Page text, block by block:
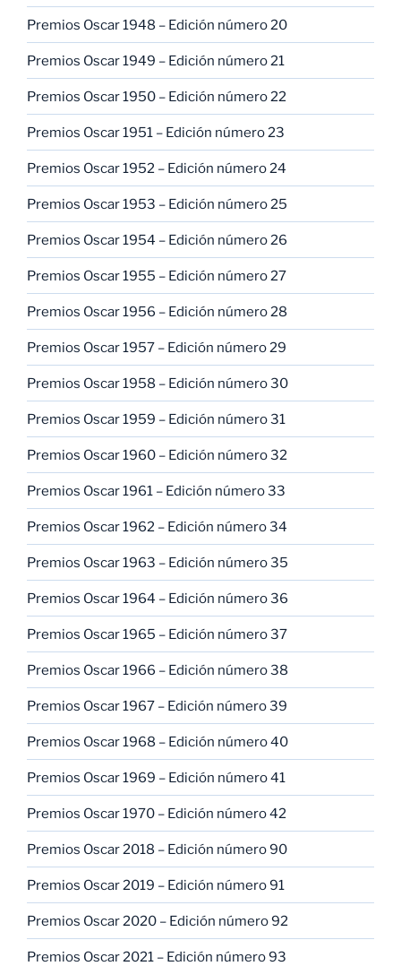
Premios Oscar 1948 – Edición número 20
Premios Oscar 1949 – Edición número 21
Premios Oscar 1950 – Edición número 22
Premios Oscar 1951 – Edición número 23
Premios Oscar 1952 – Edición número 24
Premios Oscar 1953 – Edición número 25
Premios Oscar 1954 – Edición número 26
Premios Oscar 1955 – Edición número 27
Premios Oscar 1956 – Edición número 28
Premios Oscar 1957 – Edición número 29
Premios Oscar 1958 – Edición número 30
Premios Oscar 1959 – Edición número 31
Premios Oscar 1960 – Edición número 32
Premios Oscar 1961 – Edición número 33
Premios Oscar 1962 – Edición número 34
Premios Oscar 1963 – Edición número 35
Premios Oscar 1964 – Edición número 36
Premios Oscar 1965 – Edición número 37
Premios Oscar 1966 – Edición número 38
Premios Oscar 1967 – Edición número 39
Premios Oscar 1968 – Edición número 40
Premios Oscar 1969 – Edición número 41
Premios Oscar 1970 – Edición número 42
Premios Oscar 2018 – Edición número 90
Premios Oscar 2019 – Edición número 91
Premios Oscar 2020 – Edición número 92
Premios Oscar 2021 – Edición número 93